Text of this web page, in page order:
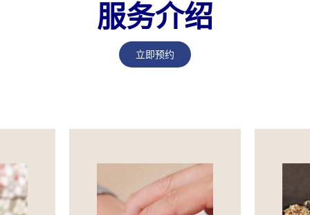
服务介绍
立即预约